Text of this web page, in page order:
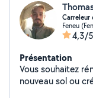
Feneu
4,3/5
Présentation
Vous souhaitez
nouveau sol ou